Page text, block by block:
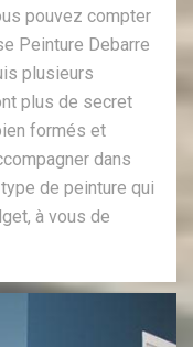
pouvez compter
Peinture Debarre
plusieurs
plus de secret
formés et
dans
de peinture qui
à vous de